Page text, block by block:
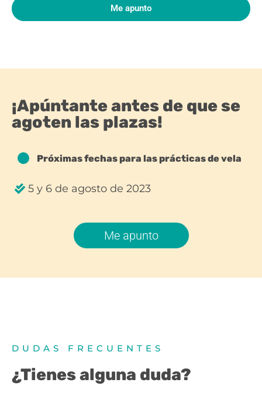
Me apunto
¡Apúntante antes de que se
agoten las plazas!
Próximas fechas para las prácticas de vela
5 y 6 de agosto de 2023
Me apunto
DUDAS FRECUENTES
¿Tienes alguna duda?